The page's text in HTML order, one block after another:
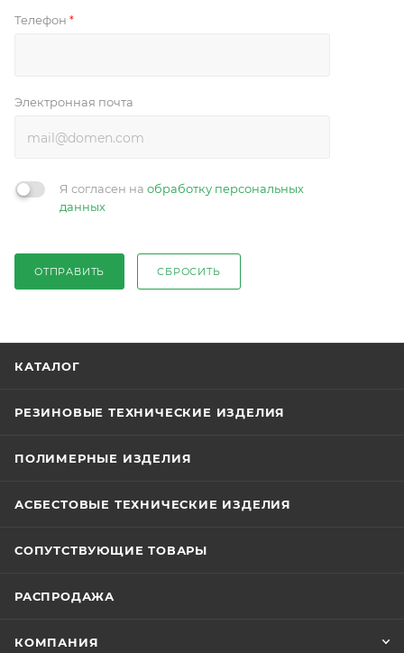
Телефон *
Электронная почта
Я согласен на обработку персональных
данных
ОТПРАВИТЬ СБРОСИТЬ
КАТАЛОГ
РЕЗИНОВЫЕ ТЕХНИЧЕСКИЕ ИЗДЕЛИЯ
ПОЛИМЕРНЫЕ ИЗДЕЛИЯ
АСБЕСТОВЫЕ ТЕХНИЧЕСКИЕ ИЗДЕЛИЯ
СОПУТСТВУЮЩИЕ ТОВАРЫ
РАСПРОДАЖА
КОМПАНИЯ